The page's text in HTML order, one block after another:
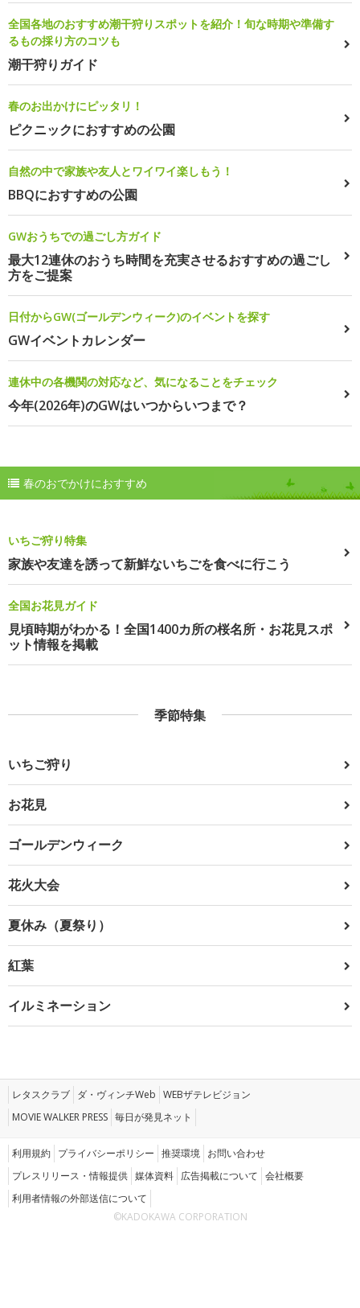
全国各地のおすすめ潮干狩りスポットを紹介！旬な時期や準備す
るもの採り方のコツも
潮干狩りガイド
春のお出かけにピッタリ！
ピクニックにおすすめの公園
自然の中で家族や友人とワイワイ楽しもう！
BBQにおすすめの公園
GWおうちでの過ごし方ガイド
最大12連休のおうち時間を充実させるおすすめの過ごし
方をご提案
日付からGW(ゴールデンウィーク)のイベントを探す
GWイベントカレンダー
連休中の各機関の対応など、気になることをチェック
今年(2026年)のGWはいつからいつまで？
春のおでかけにおすすめ
いちご狩り特集
家族や友達を誘って新鮮ないちごを食べに行こう
全国お花見ガイド
見頃時期がわかる！全国1400カ所の桜名所・お花見スポ
ット情報を掲載
季節特集
いちご狩り
お花見
ゴールデンウィーク
花火大会
夏休み（夏祭り）
紅葉
イルミネーション
レタスクラブ ダ・ヴィンチWeb WEBザテレビジョン
MOVIE WALKER PRESS 毎日が発見ネット
利用規約 プライバシーポリシー 推奨環境 お問い合わせ
プレスリリース・情報提供 媒体資料 広告掲載について 会社概要
利用者情報の外部送信について
©KADOKAWA CORPORATION